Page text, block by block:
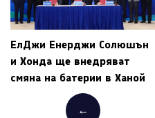
ЕлДжи Енерджи Солюшън
и Хонда ще внедряват
смяна на батерии в Ханой
←